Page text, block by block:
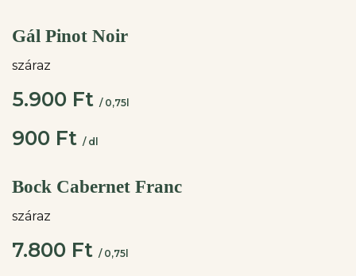
Gál Pinot Noir
száraz
5.900 Ft / 0,75l
900 Ft / dl
Bock Cabernet Franc
száraz
7.800 Ft / 0,75l